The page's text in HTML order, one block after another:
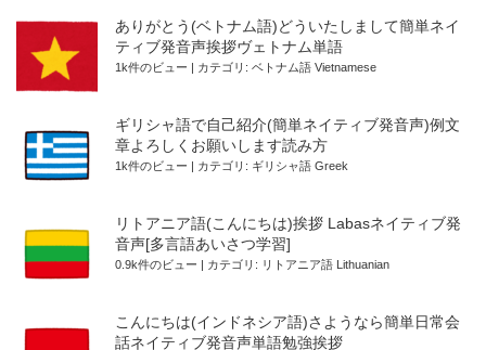
ありがとう(ベトナム語)どういたしまして簡単ネイ
ティブ発音声挨拶ヴェトナム単語
1k件のビュー カテゴリ: ベトナム語 Vietnamese
ギリシャ語で自己紹介(簡単ネイティブ発音声)例文
章よろしくお願いします読み方
1k件のビュー カテゴリ: ギリシャ語 Greek
リトアニア語(こんにちは)挨拶 Labasネイティブ発
音声[多言語あいさつ学習]
0.9k件のビュー カテゴリ: リトアニア語 Lithuanian
こんにちは(インドネシア語)さようなら簡単日常会
話ネイティブ発音声単語勉強挨拶